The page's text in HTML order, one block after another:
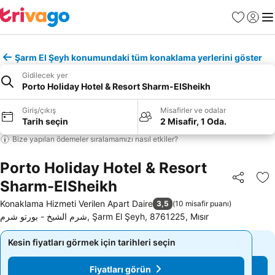
Favoriler
Giriş
Şarm El Şeyh konumundaki tüm konaklama yerlerini göster
Gidilecek yer
Porto Holiday Hotel & Resort Sharm-ElSheikh
Giriş/çıkış
Tarih seçin
Misafirler ve odalar
2 Misafir, 1 Oda.
Bize yapılan ödemeler sıralamamızı nasıl etkiler?
Porto Holiday Hotel & Resort
Sharm-ElSheikh
Paylaş
Konaklama Hizmeti Verilen Apart Daire 3,5 (10 misafir puanı)
شرم الشيخ - بورتو شرم, Şarm El Şeyh, 8761225, Mısır
Kesin fiyatları görmek için tarihleri seçin
Fiyatları görün
Kesin fiyatları görmek için tarihleri seçin
Fiyatları görün